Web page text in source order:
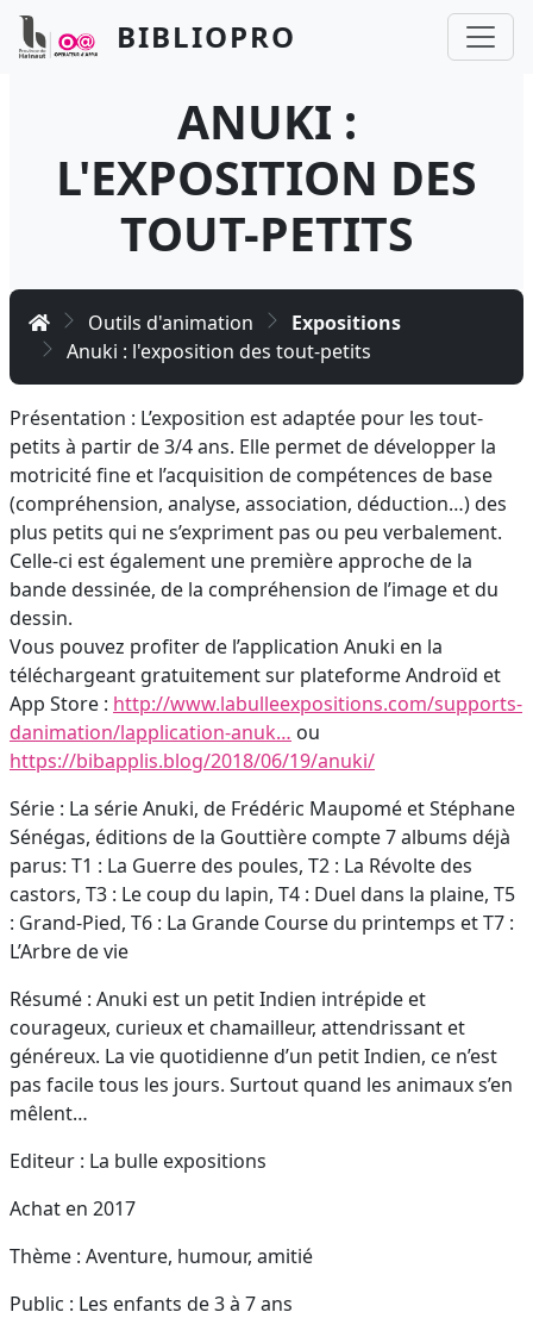
Panneau de gestion des cookies
Aller au contenu principal
BIBLIOPRO
ANUKI :
L'EXPOSITION DES
TOUT-PETITS
AccueilOutils d'animation
Expositions
Anuki : l'exposition des tout-petits
Présentation : L’exposition est adaptée pour les tout-
petits à partir de 3/4 ans. Elle permet de développer la
motricité fine et l’acquisition de compétences de base
(compréhension, analyse, association, déduction…) des
plus petits qui ne s’expriment pas ou peu verbalement.
Celle-ci est également une première approche de la
bande dessinée, de la compréhension de l’image et du
dessin.
Vous pouvez profiter de l’application Anuki en la
téléchargeant gratuitement sur plateforme Androïd et
App Store : http://www.labulleexpositions.com/supports-
danimation/lapplication-anuk… ou
https://bibapplis.blog/2018/06/19/anuki/
Série : La série Anuki, de Frédéric Maupomé et Stéphane
Sénégas, éditions de la Gouttière compte 7 albums déjà
parus: T1 : La Guerre des poules, T2 : La Révolte des
castors, T3 : Le coup du lapin, T4 : Duel dans la plaine, T5
: Grand-Pied, T6 : La Grande Course du printemps et T7 :
L’Arbre de vie
Résumé : Anuki est un petit Indien intrépide et
courageux, curieux et chamailleur, attendrissant et
généreux. La vie quotidienne d’un petit Indien, ce n’est
pas facile tous les jours. Surtout quand les animaux s’en
mêlent…
Editeur : La bulle expositions
Achat en 2017
Thème : Aventure, humour, amitié
Public : Les enfants de 3 à 7 ans